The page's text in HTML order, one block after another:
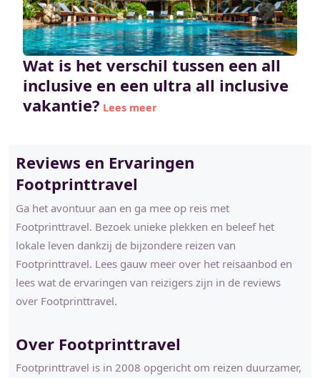
Wat is het verschil tussen een all
inclusive en een ultra all inclusive
vakantie? Lees meer
Reviews en Ervaringen
Footprinttravel
Ga het avontuur aan en ga mee op reis met
Footprinttravel. Bezoek unieke plekken en beleef het
lokale leven dankzij de bijzondere reizen van
Footprinttravel. Lees gauw meer over het reisaanbod en
lees wat de ervaringen van reizigers zijn in de reviews
over Footprinttravel.
Over Footprinttravel
Footprinttravel is in 2008 opgericht om reizen duurzamer,